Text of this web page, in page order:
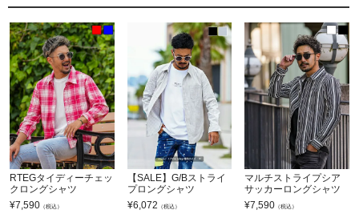
RTEGタイディーチェッ
クロングシャツ
¥7,590 （税込）
【SALE】G/Bストライ
プロングシャツ
¥6,072 （税込）
マルチストライプシア
サッカーロングシャツ
¥7,590 （税込）